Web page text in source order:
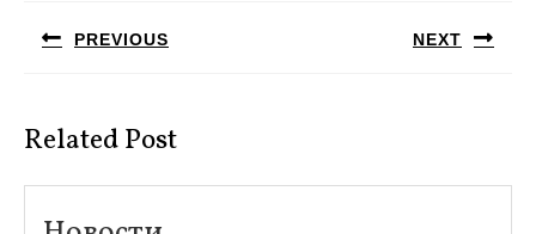
записям
PREVIOUS NEXT
Related Post